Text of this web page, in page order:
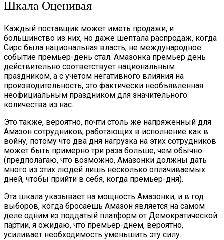
Шкала Оценивая
Каждый поставщик может иметь продажи, и
большинство из них, но даже шептала распродаж, когда
Сирс была национальная власть, не международное
событие премьер-день стал. Амазонка премьер день
действительно соответствует национальным
праздником, а с учетом негативного влияния на
производительность, это фактически необъявленная
неофициальным праздником для значительного
количества из нас.
Это также, вероятно, почти столь же напряженный для
Амазон сотрудников, работающих в исполнение как в
войну, потому что два дня нагрузка на этих сотрудников
может быть примерно три раза больше, чем обычно
(предполагаю, что возможно, Амазонки должны дать
много из этих людей лишь несколько оплачиваемых
дней, чтобы прийти в себя, когда премьер-дня).
Эта шкала указывает на мощность Амазонки, и в год
выборов, когда бросаешь Амазон является на самом
деле одним из поддатый платформ от Демократической
партии, я ожидаю, что премьер-днем, вероятно,
усиливает необходимость уменьшить эту силу.